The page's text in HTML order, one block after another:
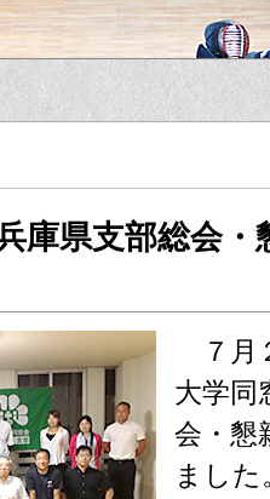
庫県支部総会・
７月
大学同
会・懇
まし